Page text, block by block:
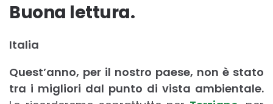
Buona lettura.
Italia
Quest’anno, per il nostro paese, non è stato
tra i migliori dal punto di vista ambientale.